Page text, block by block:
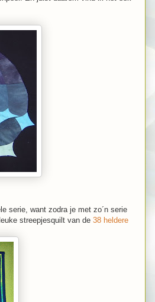
serie, want zodra je met zo´n serie
streepjesquilt van de 38 heldere